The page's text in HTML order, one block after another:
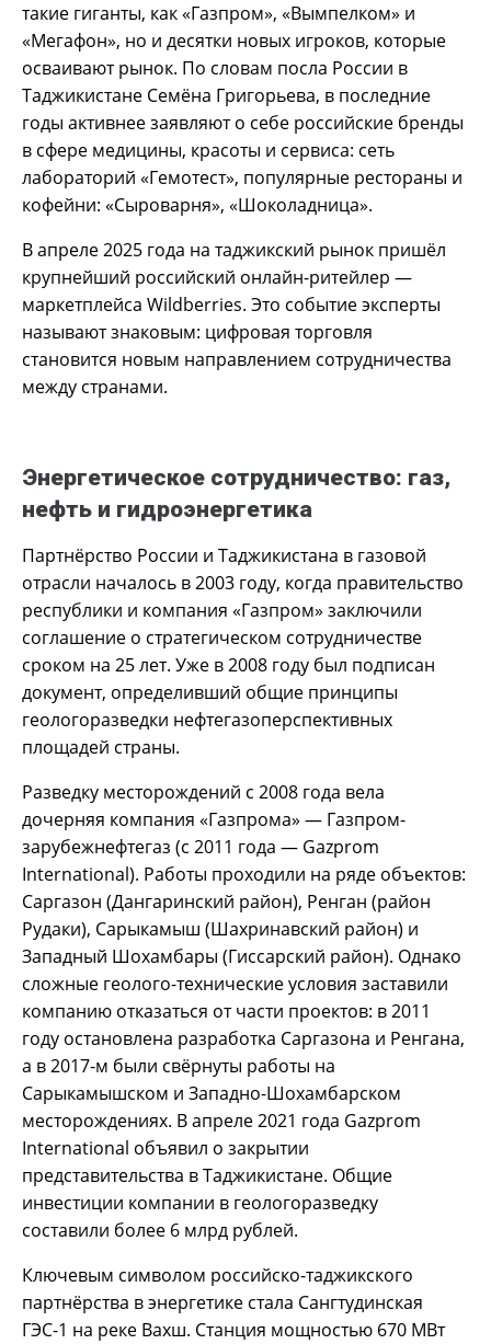
такие гиганты, как «Газпром», «Вымпелком» и
«Мегафон», но и десятки новых игроков, которые
осваивают рынок. По словам посла России в
Таджикистане Семёна Григорьева, в последние
годы активнее заявляют о себе российские бренды
в сфере медицины, красоты и сервиса: сеть
лабораторий «Гемотест», популярные рестораны и
кофейни: «Сыроварня», «Шоколадница».
В апреле 2025 года на таджикский рынок пришёл
крупнейший российский онлайн-ритейлер —
маркетплейса Wildberries. Это событие эксперты
называют знаковым: цифровая торговля
становится новым направлением сотрудничества
между странами.
Энергетическое сотрудничество: газ,
нефть и гидроэнергетика
Партнёрство России и Таджикистана в газовой
отрасли началось в 2003 году, когда правительство
республики и компания «Газпром» заключили
соглашение о стратегическом сотрудничестве
сроком на 25 лет. Уже в 2008 году был подписан
документ, определивший общие принципы
геологоразведки нефтегазоперспективных
площадей страны.
Разведку месторождений с 2008 года вела
дочерняя компания «Газпрома» — Газпром-
зарубежнефтегаз (с 2011 года — Gazprom
International). Работы проходили на ряде объектов:
Саргазон (Дангаринский район), Ренган (район
Рудаки), Сарыкамыш (Шахринавский район) и
Западный Шохамбары (Гиссарский район). Однако
сложные геолого-технические условия заставили
компанию отказаться от части проектов: в 2011
году остановлена разработка Саргазона и Ренгана,
а в 2017-м были свёрнуты работы на
Сарыкамышском и Западно-Шохамбарском
месторождениях. В апреле 2021 года Gazprom
International объявил о закрытии
представительства в Таджикистане. Общие
инвестиции компании в геологоразведку
составили более 6 млрд рублей.
Ключевым символом российско-таджикского
партнёрства в энергетике стала Сангтудинская
ГЭС-1 на реке Вахш. Станция мощностью 670 МВт